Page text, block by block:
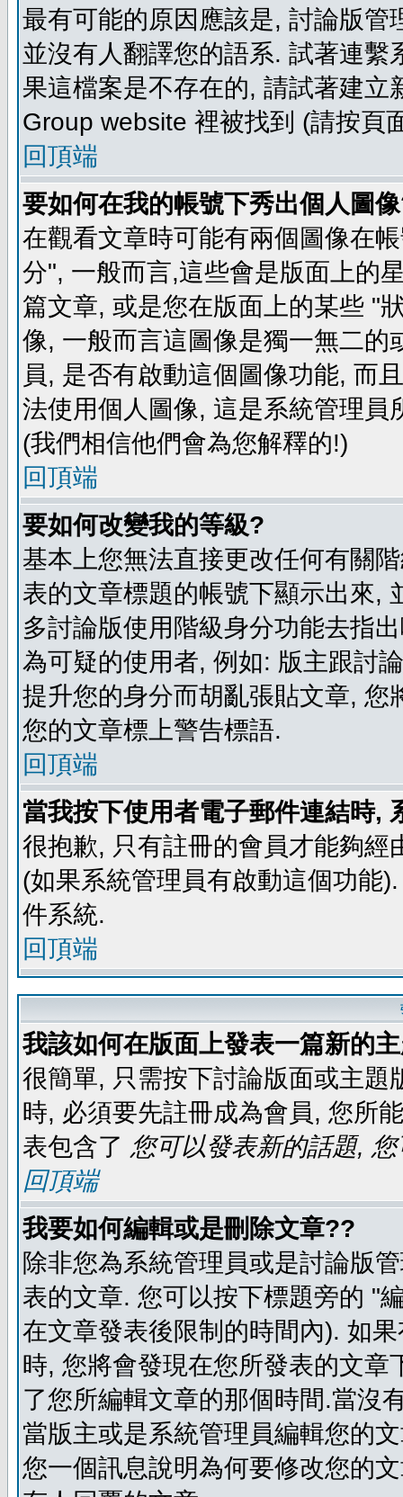
最有可能的原因應該是, 討論版
並沒有人翻譯您的語系. 試著連
果這檔案是不存在的, 請試著建
Group website 裡被找到 (請按頁
回頂端
要如何在我的帳號下秀出個人圖
在觀看文章時可能有兩個圖像在
分", 一般而言,這些會是版面上的
篇文章, 或是您在版面上的某些 "
像, 一般而言這圖像是獨一無二
員, 是否有啟動這個圖像功能, 而
法使用個人圖像, 這是系統管理
(我們相信他們會為您解釋的!)
回頂端
要如何改變我的等級?
基本上您無法直接更改任何有關
表的文章標題的帳號下顯示出來,
多討論版使用階級身分功能去指
為可疑的使用者, 例如: 版主跟討
提升您的身分而胡亂張貼文章,
您的文章標上警告標語.
回頂端
當我按下使用者電子郵件連結時,
很抱歉, 只有註冊的會員才能夠
(如果系統管理員有啟動這個功能
件系統.
回頂端
我該如何在版面上發表一篇新的
很簡單, 只需按下討論版面或主
時, 必須要先註冊成為會員, 您所
表包含了 您可以發表新的話題,
回頂端
我要如何編輯或是刪除文章??
除非您為系統管理員或是討論版
表的文章. 您可以按下標題旁的 "
在文章發表後限制的時間內). 如
時, 您將會發現在您所發表的文
了您所編輯文章的那個時間.當沒
當版主或是系統管理員編輯您的
您一個訊息說明為何要修改您的